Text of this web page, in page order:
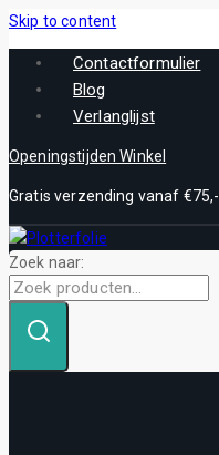
Skip to content
Contactformulier
Blog
Verlanglijst
Openingstijden Winkel
Gratis verzending vanaf €75,-
Zoek naar: